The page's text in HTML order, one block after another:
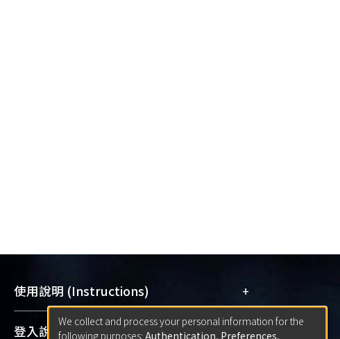
使用說明 (Instructions) +
網站簡介(Quickstart Guide)
登入說明 (Sign-in) +
We collect and process your personal information for the
following purposes: Authentication, Preferences,